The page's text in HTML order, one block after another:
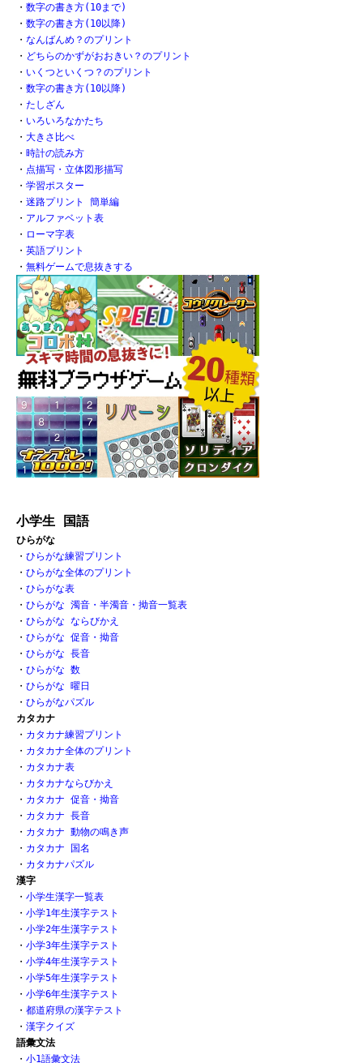
・ 数字の書き方(10まで)
・ 数字の書き方(10以降)
・ なんばんめ？のプリント
・ どちらのかずがおおきい？のプリント
・ いくつといくつ？のプリント
・ 数字の書き方(10以降)
・ たしざん
・ いろいろなかたち
・ 大きさ比べ
・ 時計の読み方
・ 点描写・立体図形描写
・ 学習ポスター
・ 迷路プリント 簡単編
・ アルファベット表
・ ローマ字表
・ 英語プリント
・ 無料ゲームで息抜きする
小学生 国語
ひらがな
・ ひらがな練習プリント
・ ひらがな全体のプリント
・ ひらがな表
・ ひらがな 濁音・半濁音・拗音一覧表
・ ひらがな ならびかえ
・ ひらがな 促音・拗音
・ ひらがな 長音
・ ひらがな 数
・ ひらがな 曜日
・ ひらがなパズル
カタカナ
・ カタカナ練習プリント
・ カタカナ全体のプリント
・ カタカナ表
・ カタカナならびかえ
・ カタカナ 促音・拗音
・ カタカナ 長音
・ カタカナ 動物の鳴き声
・ カタカナ 国名
・ カタカナパズル
漢字
・ 小学生漢字一覧表
・ 小学1年生漢字テスト
・ 小学2年生漢字テスト
・ 小学3年生漢字テスト
・ 小学4年生漢字テスト
・ 小学5年生漢字テスト
・ 小学6年生漢字テスト
・ 都道府県の漢字テスト
・ 漢字クイズ
語彙文法
・ 小1語彙文法